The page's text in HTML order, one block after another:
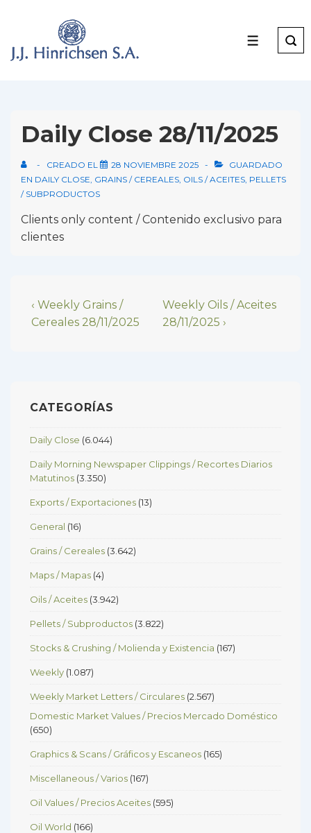
Main
MENU
Daily Close 28/11/2025
CREADO EL 28 NOVIEMBRE 2025
GUARDADO
EN DAILY CLOSE, GRAINS / CEREALES, OILS / ACEITES, PELLETS
/ SUBPRODUCTOS
Clients only content / Contenido exclusivo para
clientes
Navegación
de
Previous
Post
‹ Weekly Grains /
Cereales 28/11/2025
Next
Post
Weekly Oils / Aceites
28/11/2025 ›
CATEGORÍAS
Daily Close (6.044)
Daily Morning Newspaper Clippings / Recortes Diarios
Matutinos (3.350)
Exports / Exportaciones (13)
General (16)
Grains / Cereales (3.642)
Maps / Mapas (4)
Oils / Aceites (3.942)
Pellets / Subproductos (3.822)
Stocks & Crushing / Molienda y Existencia (167)
Weekly (1.087)
Weekly Market Letters / Circulares (2.567)
Domestic Market Values / Precios Mercado Doméstico
(650)
Graphics & Scans / Gráficos y Escaneos (165)
Miscellaneous / Varios (167)
Oil Values / Precios Aceites (595)
Oil World (166)